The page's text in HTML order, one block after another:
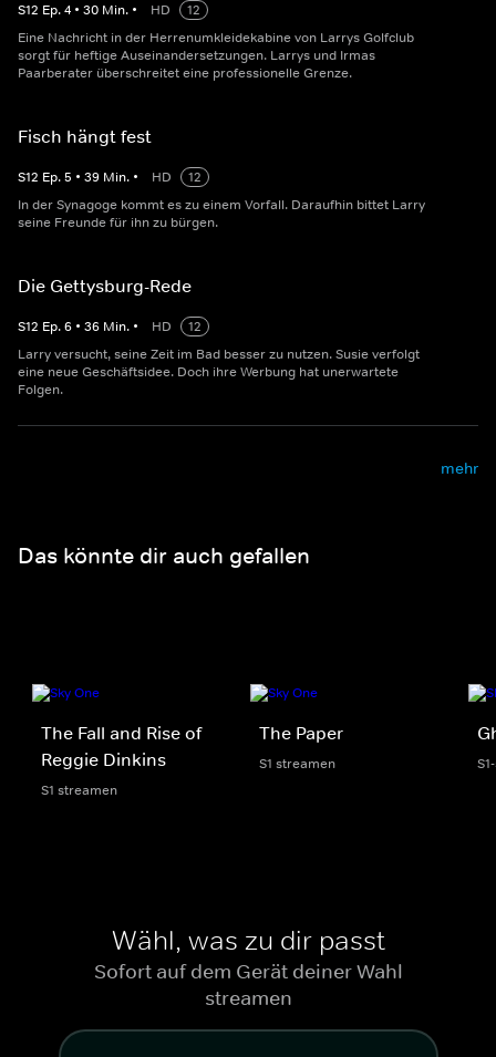
S12 Ep.4 • 30 Min. • HD
12
Eine Nachricht in der Herrenumkleidekabine von Larrys Golfclub
sorgt für heftige Auseinandersetzungen. Larrys und Irmas
Paarberater überschreitet eine professionelle Grenze.
Fisch hängt fest
S12 Ep.5 • 39 Min. • HD
12
In der Synagoge kommt es zu einem Vorfall. Daraufhin bittet Larry
seine Freunde für ihn zu bürgen.
Die Gettysburg-Rede
S12 Ep.6 • 36 Min. • HD
12
Larry versucht, seine Zeit im Bad besser zu nutzen. Susie verfolgt
eine neue Geschäftsidee. Doch ihre Werbung hat unerwartete
Folgen.
mehr
Das könnte dir auch gefallen
The Fall and Rise of
Reggie Dinkins
S1 streamen
The Paper
S1 streamen
Wähl, was zu dir passt
Sofort auf dem Gerät deiner Wahl
streamen